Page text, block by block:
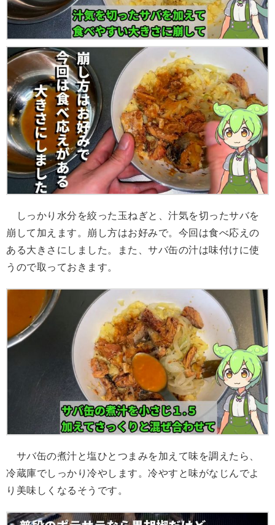
しっかり水分を絞った玉ねぎと、汁気を切ったサバを
崩して加えます。崩し方はお好みで。今回は食べ応えの
ある大きさにしました。また、サバ缶の汁は味付けに使
うので取っておきます。
サバ缶の煮汁と塩ひとつまみを加えて味を調えたら、
冷蔵庫でしっかり冷やします。冷やすと味がなじんでよ
り美味しくなるそうです。